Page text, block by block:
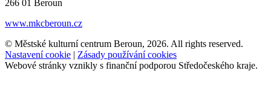
266 01 Beroun
www.mkcberoun.cz
© Městské kulturní centrum Beroun, 2026. All rights reserved.
Nastavení cookie | Zásady používání cookies
Webové stránky vznikly s finanční podporou Středočeského kraje.